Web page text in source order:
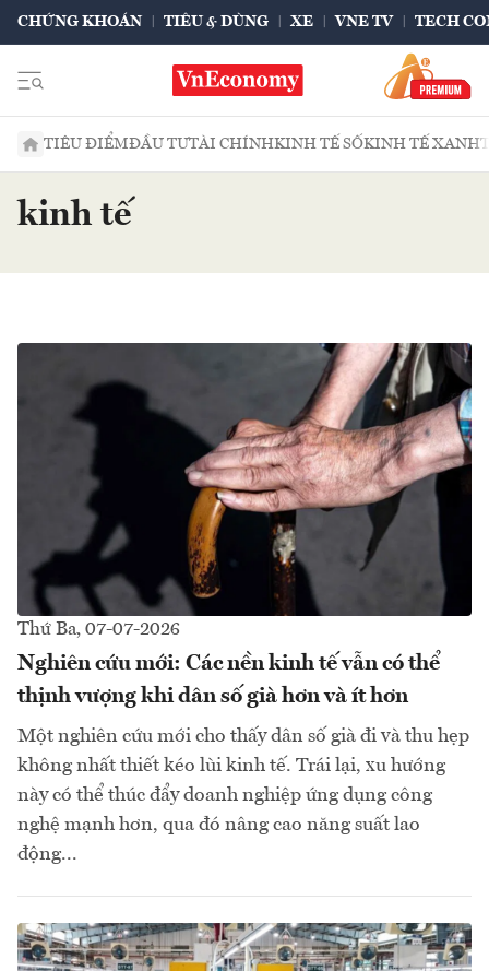
CHỨNG KHOÁN TIÊU & DÙNG XE VNE TV TECH
TIÊU ĐIỂMĐẦU TƯTÀI CHÍNHKINH TẾ SỐKINH TẾ XANH
kinh tế
Thứ Ba, 07-07-2026
Nghiên cứu mới: Các nền kinh tế vẫn có thể
thịnh vượng khi dân số già hơn và ít hơn
Một nghiên cứu mới cho thấy dân số già đi và thu hẹp
không nhất thiết kéo lùi kinh tế. Trái lại, xu hướng
này có thể thúc đẩy doanh nghiệp ứng dụng công
nghệ mạnh hơn, qua đó nâng cao năng suất lao
động...